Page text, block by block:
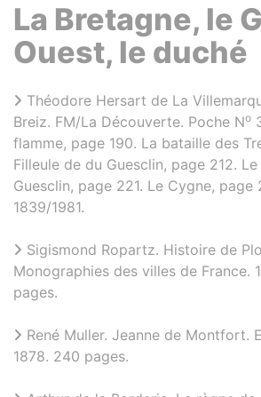
La Bretagne, le
Ouest, le duché
Théodore Hersart de La
Breiz. FM/La Découverte. Poche No
flamme, page 190. La bataille des
Filleule de du Guesclin, page 212.
Guesclin, page 221. Le Cygne,
1839/1981.
Sigismond Ropartz. Histoire de
Monographies des villes de France.
pages.
René Muller. Jeanne de Montfort.
1878. 240 pages.